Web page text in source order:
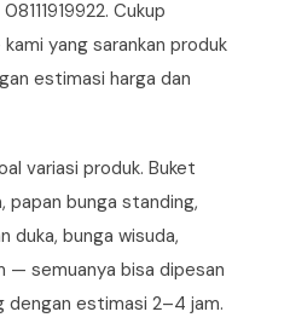
Cukup
yang sarankan produk
estimasi harga dan
variasi produk. Buket
bunga standing,
duka, bunga wisuda,
— semuanya bisa dipesan
dengan estimasi 2–4 jam.